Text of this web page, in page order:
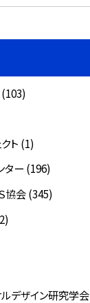
(103)
ト (1)
ター (196)
協会 (345)
デザイン研究学会